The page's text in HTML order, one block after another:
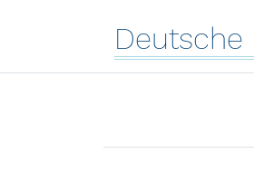
Deutsche